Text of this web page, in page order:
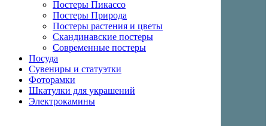
Постеры Пикассо
Постеры Природа
Постеры растения и цветы
Скандинавские постеры
Современные постеры
Посуда
Сувениры и статуэтки
Фоторамки
Шкатулки для украшений
Электрокамины